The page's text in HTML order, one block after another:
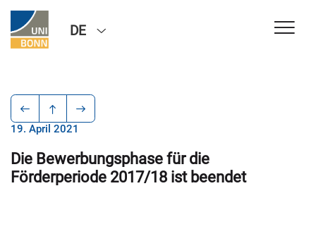
DE
19. April 2021
Die Bewerbungsphase für die
Förderperiode 2017/18 ist beendet